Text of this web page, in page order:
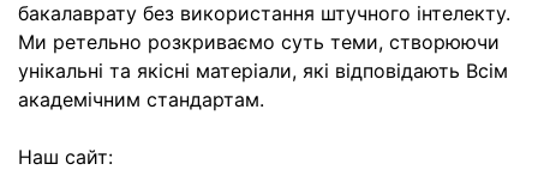
бакалаврату без використання штучного інтелекту.
Ми ретельно розкриваємо суть теми, створюючи
унікальні та якісні матеріали, які відповідають Всім
академічним стандартам.
Наш сайт: